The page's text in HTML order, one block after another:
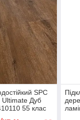
SPC
Дуб
55 клас